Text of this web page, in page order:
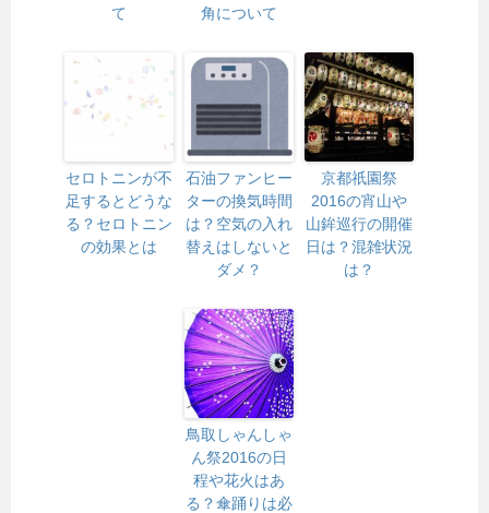
て
角について
セロトニンが不
足するとどうな
る？セロトニン
の効果とは
石油ファンヒー
ターの換気時間
は？空気の入れ
替えはしないと
ダメ？
京都祇園祭
2016の宵山や
山鉾巡行の開催
日は？混雑状況
は？
鳥取しゃんしゃ
ん祭2016の日
程や花火はあ
る？傘踊りは必